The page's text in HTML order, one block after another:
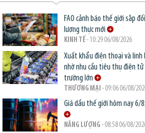
FAO cảnh báo thế giới sắp
lương thực mới
KINH TẾ- 10:29 06/08/2026
Xuất khẩu điện thoại và
nhờ nhu cầu tiêu thụ điện
trường lớn
THƯƠNG MẠI - 09:06 06/08/
Giá dầu thế giới hôm nay 6/
NĂNG LƯỢNG - 08:58 06/08/